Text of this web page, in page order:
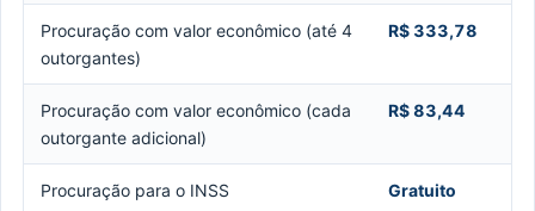
Procuração com valor econômico (até 4
outorgantes)
R$ 333,78
Procuração com valor econômico (cada
outorgante adicional)
R$ 83,44
Procuração para o INSS Gratuito